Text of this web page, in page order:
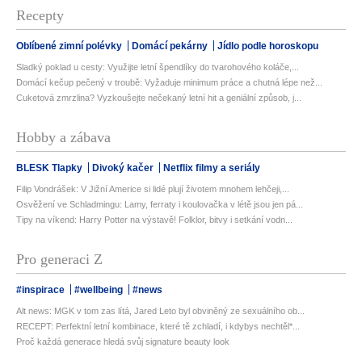
Recepty
Oblíbené zimní polévky Domácí pekárny Jídlo podle horoskopu
Sladký poklad u cesty: Využijte letní špendlíky do tvarohového koláče,...
Domácí kečup pečený v troubě: Vyžaduje minimum práce a chutná lépe než...
Cuketová zmrzlina? Vyzkoušejte nečekaný letní hit a geniální způsob, j...
Hobby a zábava
BLESK Tlapky Divoký kačer Netflix filmy a seriály
Filip Vondrášek: V Jižní Americe si lidé plují životem mnohem lehčeji,...
Osvěžení ve Schladmingu: Lamy, ferraty i koulovačka v létě jsou jen pá...
Tipy na víkend: Harry Potter na výstavě! Folklor, bitvy i setkání vodn...
Pro generaci Z
#inspirace #wellbeing #news
Alt news: MGK v tom zas lítá, Jared Leto byl obviněný ze sexuálního ob...
RECEPT: Perfektní letní kombinace, které tě zchladí, i kdybys nechtěl*...
Proč každá generace hledá svůj signature beauty look